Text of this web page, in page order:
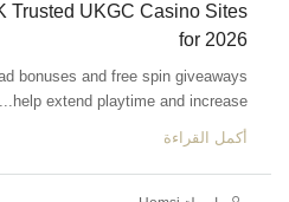
Trusted UKGC Casino Sites
for 2026
bonuses and free spin giveaways
help extend playtime and increase...
أكمل القراءة